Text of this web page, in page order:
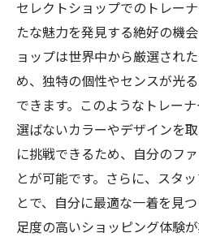
調する方法
限定アイテムとして
トレーナー
セレクトショップの
るスタイル
トレーナー選びで発見す
新たな魅力
セレクトショップの
い魅力
セレクトショップでのトレー
たな魅力を発見する絶好の機
ョップは世界中から厳選され
め、独特の個性やセンスが光
できます。このようなトレー
選ばないカラーやデザインを
に挑戦できるため、自分のフ
とが可能です。さらに、スタ
とで、自分に最適な一着を見
足度の高いショッピング体験が